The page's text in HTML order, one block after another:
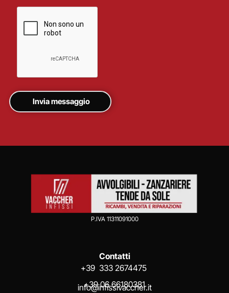
P.IVA 11311091000
Contatti
+39 333 2674475
+39 06 66180381
info@infissivaccher.it